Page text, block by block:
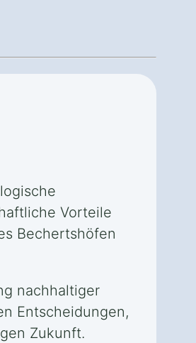
Vorteile
Bechertshöfen
nachhaltiger
Entscheidungen,
Zukunft.